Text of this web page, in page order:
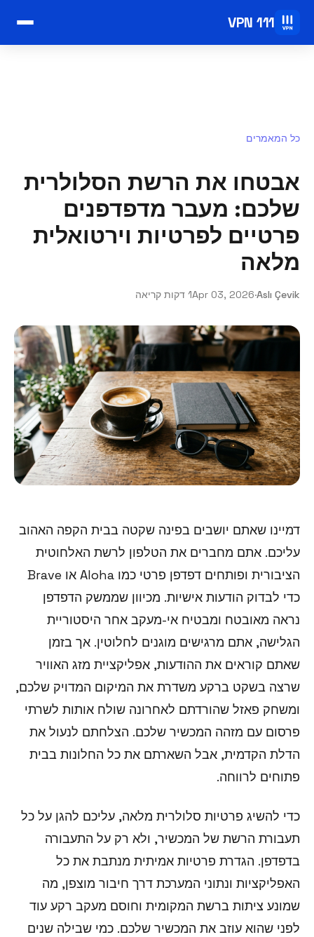
VPN 111
כל המאמרים
אבטחו את הרשת הסלולרית
שלכם: מעבר מדפדפנים
פרטיים לפרטיות וירטואלית
מלאה
Aslı Çevik
·
Apr 03, 20261 דקות קריאה
דמיינו שאתם יושבים בפינה שקטה בבית הקפה האהוב
עליכם. אתם מחברים את הטלפון לרשת האלחוטית
הציבורית ופותחים דפדפן פרטי כמו Aloha או Brave
כדי לבדוק הודעות אישיות. מכיוון שממשק הדפדפן
נראה מאובטח ומבטיח אי-מעקב אחר היסטוריית
הגלישה, אתם מרגישים מוגנים לחלוטין. אך בזמן
שאתם קוראים את ההודעות, אפליקציית מזג האוויר
שרצה בשקט ברקע משדרת את המיקום המדויק שלכם,
ומשחק פאזל שהורדתם לאחרונה שולח אותות לשרתי
פרסום עם מזהה המכשיר שלכם. הצלחתם לנעול את
הדלת הקדמית, אבל השארתם את כל החלונות בבית
פתוחים לרווחה.
כדי להשיג פרטיות סלולרית מלאה, עליכם להגן על כל
תעבורת הרשת של המכשיר, ולא רק על התעבורה
בדפדפן. הגדרת פרטיות אמיתית מנתבת את כל
האפליקציות ונתוני המערכת דרך חיבור מוצפן, מה
שמונע ציתות ברשת המקומית וחוסם מעקב רקע עוד
לפני שהוא עוזב את המכשיר שלכם. כמי שבילה שנים